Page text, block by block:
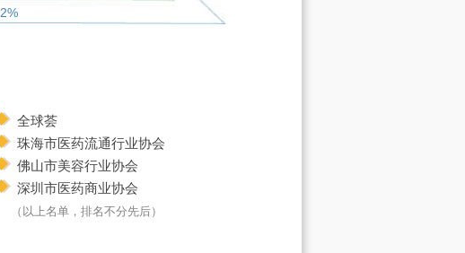
2%
全球荟
珠海市医药流通行业协会
佛山市美容行业协会
深圳市医药商业协会
（以上名单，排名不分先后）